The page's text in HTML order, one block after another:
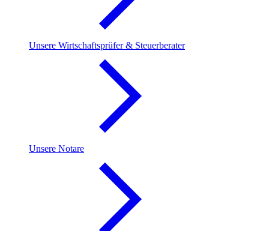
Unsere Wirtschaftsprüfer & Steuerberater
Unsere Notare